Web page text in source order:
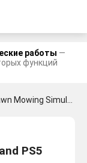
работы —
функций
Mowing Simulator PS4 and PS5
PS5